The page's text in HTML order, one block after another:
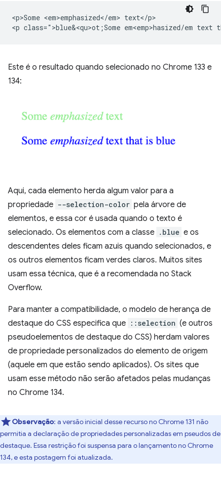
<p>Some <em>emphasized</em> text</p>
<p class=">blue&<qu>ot;Some em<emp>hasized/em
Este é o resultado quando selecionado no Chrome 133 e
134:
Aqui, cada elemento herda algum valor para a
propriedade --selection-color pela árvore de
elementos, e essa cor é usada quando o texto é
selecionado. Os elementos com a classe .blue e os
descendentes deles ficam azuis quando selecionados, e
os outros elementos ficam verdes claros. Muitos sites
usam essa técnica, que é a recomendada no Stack
Overflow.
Para manter a compatibilidade, o modelo de herança de
destaque do CSS especifica que ::selection (e outros
pseudoelementos de destaque do CSS) herdam valores
de propriedade personalizados do elemento de origem
(aquele em que estão sendo aplicados). Os sites que
usam esse método não serão afetados pelas mudanças
no Chrome 134.
Observação: a versão inicial desse recurso no Chrome 131 não
permitia a declaração de propriedades personalizadas em pseudos de
destaque. Essa restrição foi suspensa para o lançamento no Chrome
134, e esta postagem foi atualizada.